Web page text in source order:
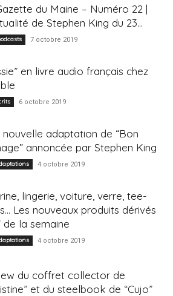
du Maine – Numéro 22 |
de Stephen King du 23...
7 octobre 2019
en livre audio français chez
6 octobre 2019
nouvelle adaptation de “Bon
annoncée par Stephen King
4 octobre 2019
lingerie, voiture, verre, tee-
Les nouveaux produits dérivés
de la semaine
4 octobre 2019
du coffret collector de
et du steelbook de “Cujo”